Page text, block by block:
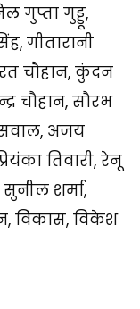
गुप्ता गुड्डू,
गीतारानी
चौहान, कुंदन
चौहान, सौरभ
अजय
तिवारी, रेनू
शर्मा,
विकास, विकेश